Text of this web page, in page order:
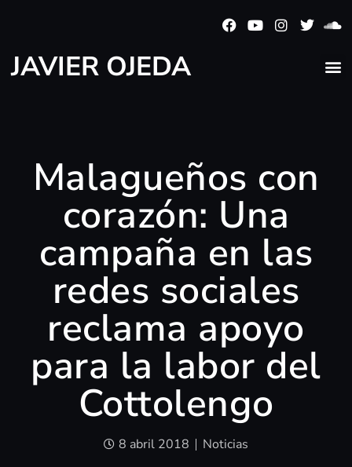
JAVIER OJEDA
Malagueños con
corazón: Una
campaña en las
redes sociales
reclama apoyo
para la labor del
Cottolengo
8 abril 2018 Noticias